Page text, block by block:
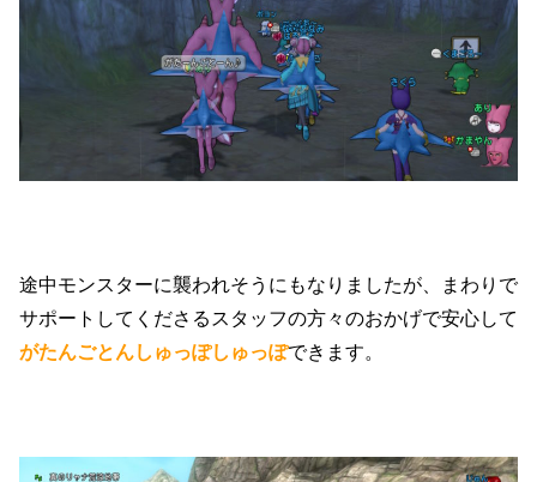
途中モンスターに襲われそうにもなりましたが、まわりで
サポートしてくださるスタッフの方々のおかげで安心して
がたんごとんしゅっぽしゅっぽできます。